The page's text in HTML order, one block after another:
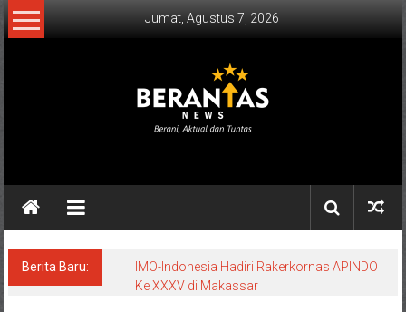
Lompat
ke
Jumat, Agustus 7, 2026
NEWS
Aktual
Tuntas.
Berita Baru:
IMO-Indonesia Hadiri Rakerkornas APINDO
Ke XXXV di Makassar